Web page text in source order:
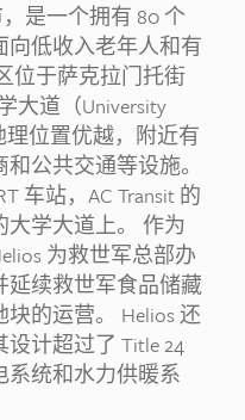
是一个拥有 80 个
低收入老年人和有
位于萨克拉门托街
大道（University
理位置优越，附近有
公共交通等设施。
车站，AC Transit 的
学大道上。 作为
为救世军总部办
延续救世军食品储藏
的运营。 Helios 还
计超过了 Title 24
统和水力供暖系